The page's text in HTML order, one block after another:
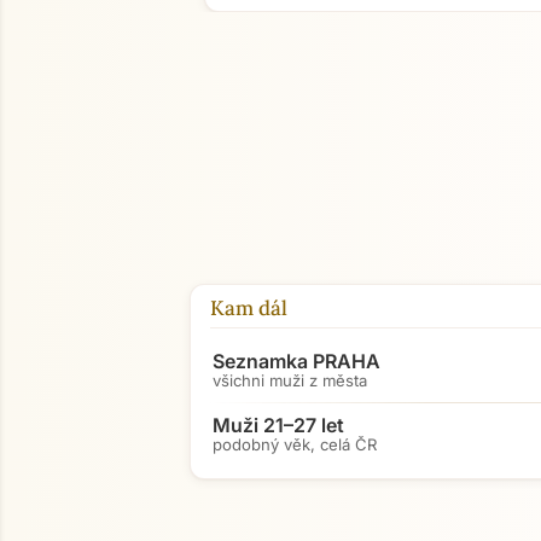
Kam dál
Seznamka PRAHA
všichni muži z města
Muži 21–27 let
podobný věk, celá ČR